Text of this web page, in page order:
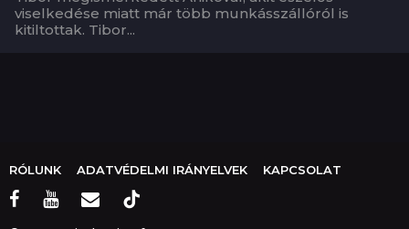
viselkedése miatt már több munkásszállóról is
kitiltottak. Tibor...
RÓLUNK ADATVÉDELMI IRÁNYELVEK KAPCSOLAT